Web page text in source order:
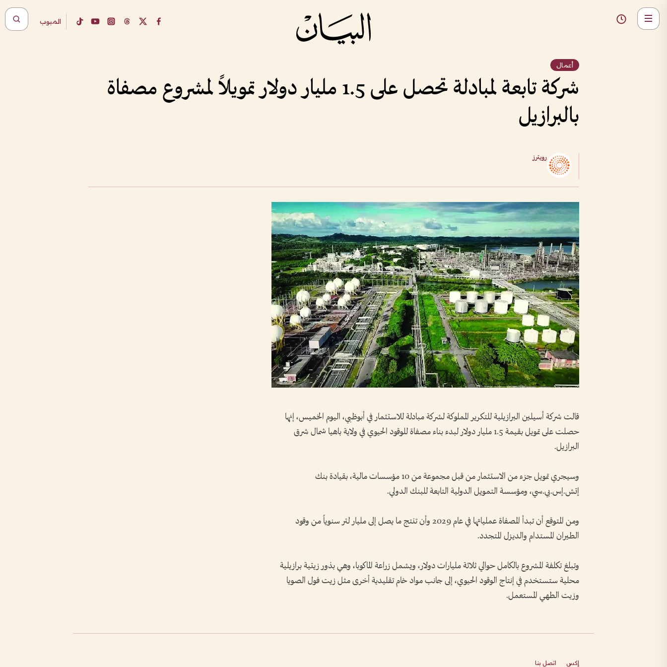
المبوب
أعمال
شركة تابعة لمبادلة تحصل على 1.5 مليار دولار تمويلاً لمشروع مصفاة
بالبرازيل
رويترز
قالت شركة أسيلين البرازيلية للتكرير المملوكة لشركة مبادلة للاستثمار في أبوظبي، اليوم الخميس، إنها
حصلت على ⁠تمويل بقيمة 1.5 مليار دولار لبدء بناء مصفاة للوقود الحيوي في ولاية ‌باهيا شمال شرق
البرازيل.
وسيجري تمويل جزء من الاستثمار من قبل مجموعة ‌من 10 مؤسسات مالية، بقيادة ‌بنك
إتش.إس.بي.سي، ‌ومؤسسة التمويل الدولية التابعة للبنك الدولي.
ومن المتوقع أن ‌تبدأ المصفاة عملياتها في ⁠عام 2029 وأن تنتج ما يصل إلى مليار لتر ⁠سنوياً ⁠من وقود
الطيران المستدام والديزل المتجدد.
وتبلغ تكلفة المشروع ⁠بالكامل حوالي ثلاثة مليارات دولار، ويشمل زراعة الماكوبا، وهي بذور زيتية برازيلية
محلية ستستخدم في إنتاج الوقود ‌الحيوي، إلى جانب مواد خام تقليدية أخرى مثل زيت فول الصويا
وزيت الطهي المستعمل.
إكس اتصل بنا